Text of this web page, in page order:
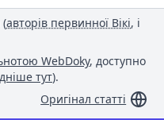
(авторів первинної Вікі, і
WebDoky, доступно
тут).
Оригінал статті